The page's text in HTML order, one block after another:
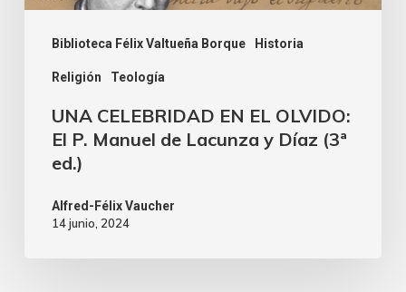
Biblioteca Félix Valtueña Borque Historia
Religión Teología
UNA CELEBRIDAD EN EL OLVIDO:
El P. Manuel de Lacunza y Díaz (3ª
ed.)
Alfred-Félix Vaucher
14 junio, 2024